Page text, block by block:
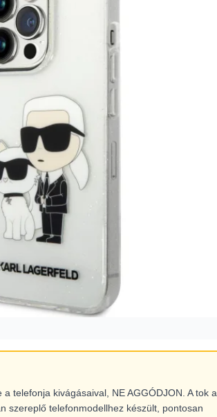
telefonja kivágásaival, NE AGGÓDJON. A tok a
szereplő telefonmodellhez készült, pontosan